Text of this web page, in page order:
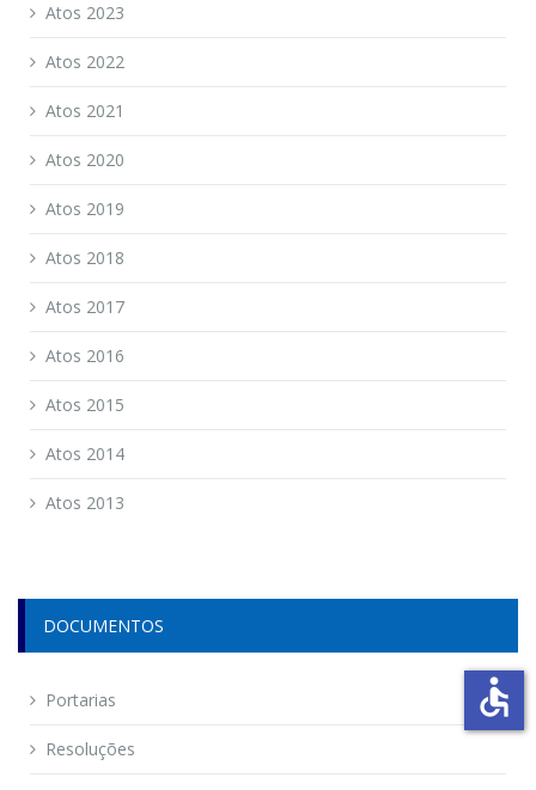
Atos 2023
Atos 2022
Atos 2021
Atos 2020
Atos 2019
Atos 2018
Atos 2017
Atos 2016
Atos 2015
Atos 2014
Atos 2013
DOCUMENTOS
Portarias
Resoluções
accessible